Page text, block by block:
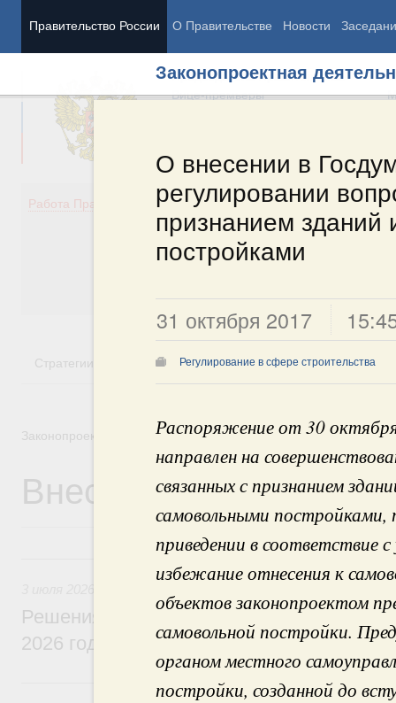
Правительство России О Правительстве Новости
Законопроектная
О внесении в
регулировании
признанием
постройками
31 октября 2017
Регулирование в сфере строительства
Распоряжение от 30
направлен на
связанных с признанием
самовольными постройками,
приведении в соответствие
избежание отнесения к
объектов законопроектом
самовольной постройки.
органом местного
постройки, созданной до
Председатель Правительства
Вице-премьеры
Работа Правительства
Демография
Здоровье
Образование
Культура
Государство
Стратегии Государственные программы
Законопроектная деятельность
Внесение
Решения, принятые на заседании
2026 года
26 июня, пятница